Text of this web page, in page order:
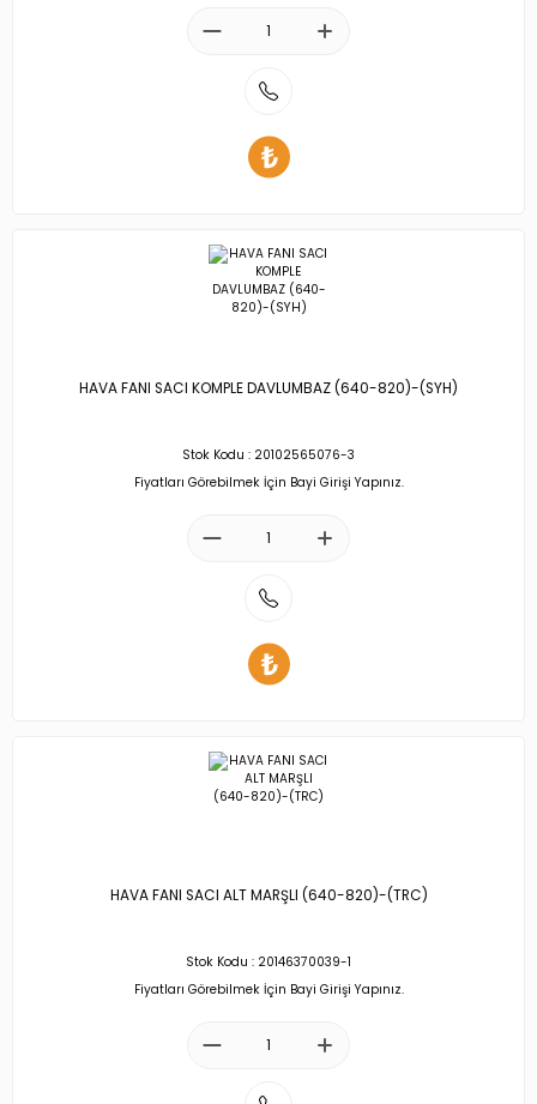
HAVA FANI SACI KOMPLE DAVLUMBAZ (640-820)-(SYH)
Stok Kodu : 20102565076-3
Fiyatları Görebilmek İçin Bayi Girişi Yapınız.
HAVA FANI SACI ALT MARŞLI (640-820)-(TRC)
Stok Kodu : 20146370039-1
Fiyatları Görebilmek İçin Bayi Girişi Yapınız.